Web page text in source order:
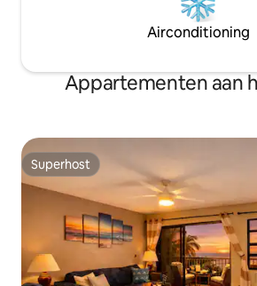
Airconditioning
Appartementen aan
Superhost
Superhost